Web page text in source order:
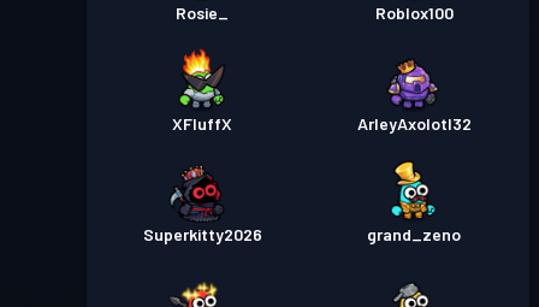
Rosie_ Roblox100
XFluffX ArleyAxolotl32
Superkitty2026 grand_zeno